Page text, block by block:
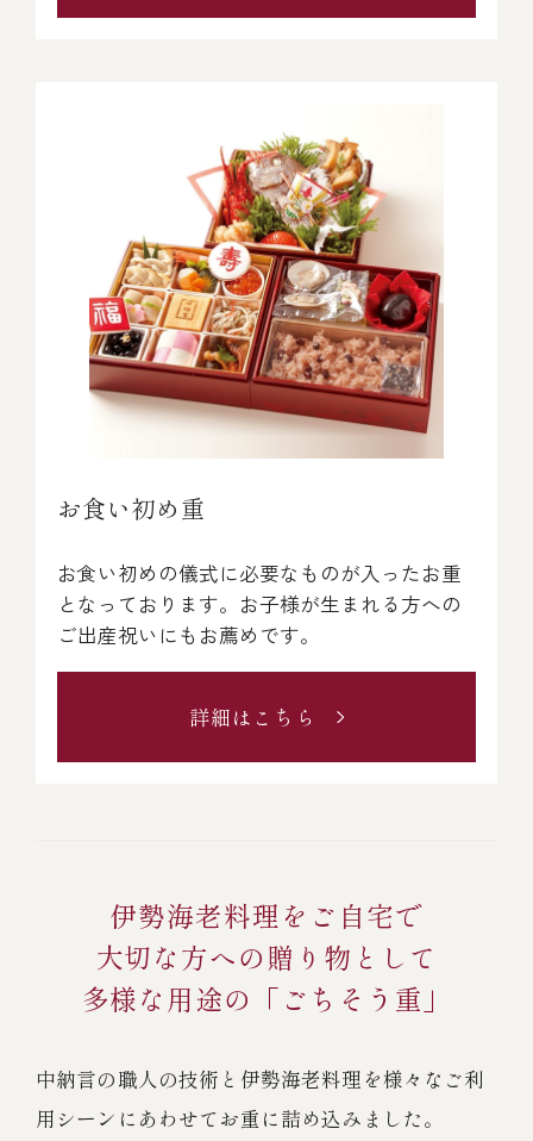
常温商品一覧
伊勢海老料理一覧
お食い初め重
お食い初めの儀式に必要なものが入ったお重
となっております。お子様が生まれる方への
ご出産祝いにもお薦めです。
詳細はこちら
伊勢海老料理をご自宅で
大切な方への贈り物として
多様な用途の「ごちそう重」
中納言の職人の技術と伊勢海老料理を様々なご利
用シーンにあわせてお重に詰め込みました。